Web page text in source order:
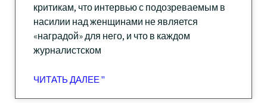
критикам, что интервью с подозреваемым в
насилии над женщинами не является
«наградой» для него, и что в каждом
журналистском
ЧИТАТЬ ДАЛЕЕ "